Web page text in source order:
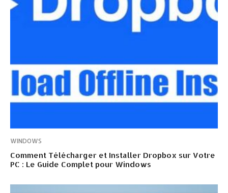
WINDOWS
Comment Télécharger et Installer Dropbox sur Votre
PC : Le Guide Complet pour Windows